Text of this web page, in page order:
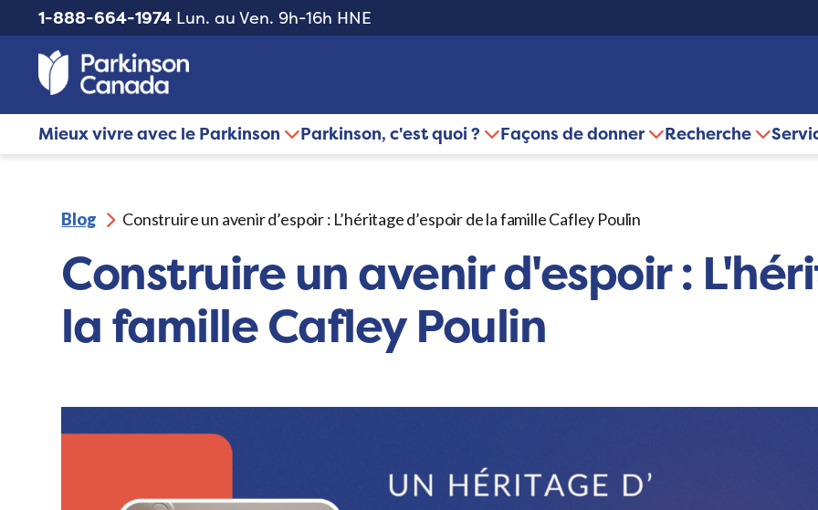
1-888-664-1974 Lun. au Ven. 9h-16h HNE
Mieux vivre avec le Parkinson Parkinson, c'est quoi ? Façons de donner Recherche
Blog Construire un avenir d’espoir : L’héritage d’espoir de la famille Cafley Poulin
Construire un avenir d'espoir :
la famille Cafley Poulin